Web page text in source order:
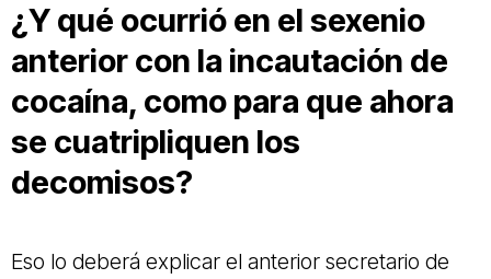
¿Y qué ocurrió en el sexenio
anterior con la incautación de
cocaína, como para que ahora
se cuatripliquen los
decomisos?
Eso lo deberá explicar el anterior secretario de